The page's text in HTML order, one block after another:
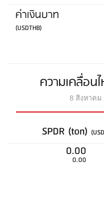
ค่าเงินบาท
(USDTHB)
ความเคลื่อน
8 สิงหาคม
SPDR (ton)
0.00
0.00